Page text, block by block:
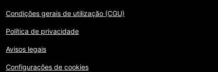
Condições gerais de utilização (CGU)
Política de privacidade
Avisos legais
Configurações de cookies